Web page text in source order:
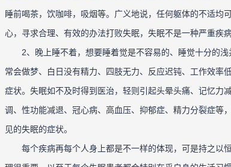
睡前喝茶，饮咖啡，吸烟等。广义地说，任何躯体的不适均
心，寻求合理、有效的办法打败失眠，失眠不是一种严重疾病
2、晚上睡不着，想要睡着觉是不容易的、睡觉十分的浅
常会做梦、白日没有精力、四肢无力、反应迟钝、工作效率
症状。失眠如不及时得到医治，轻则引起头晕头痛、记忆力
调、性功能减退、冠心病、高血压、抑郁症、精力分裂症等
见的失眠的症状。
每个疾病再每个人身上都是不一样的体现，可是持之以